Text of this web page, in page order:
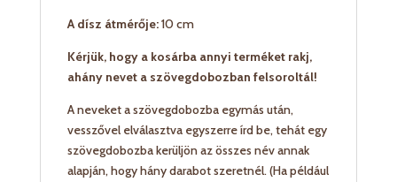
A dísz átmérője:10 cm
Kérjük, hogy a kosárba annyi terméket rakj,
ahány nevet a szövegdobozban felsoroltál!
A neveket a szövegdobozba egymás után,
vesszővel elválasztva egyszerre írd be, tehát egy
szövegdobozba kerüljön az összes név annak
alapján, hogy hány darabot szeretnél. (Ha például